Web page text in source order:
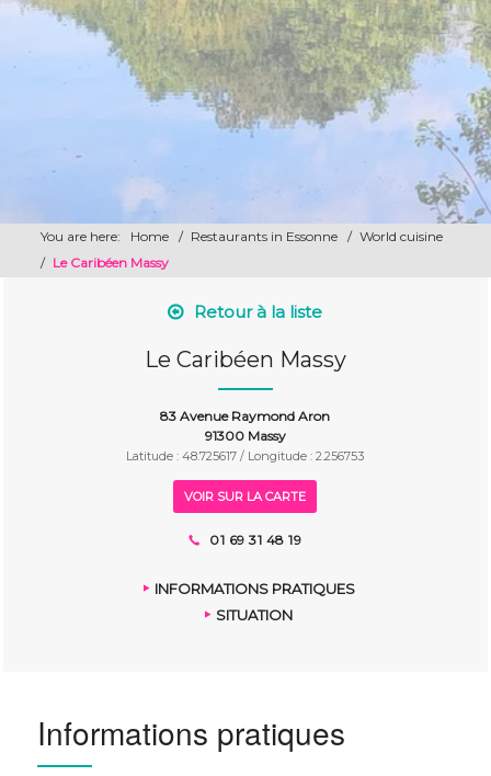
You are here: Home / Restaurants in Essonne / World cuisine
/ Le Caribéen Massy
Retour à la liste
Le Caribéen Massy
83 Avenue Raymond Aron
91300 Massy
Latitude : 48.725617 / Longitude : 2.256753
VOIR SUR LA CARTE
01 69 31 48 19
INFORMATIONS PRATIQUES
SITUATION
Informations pratiques